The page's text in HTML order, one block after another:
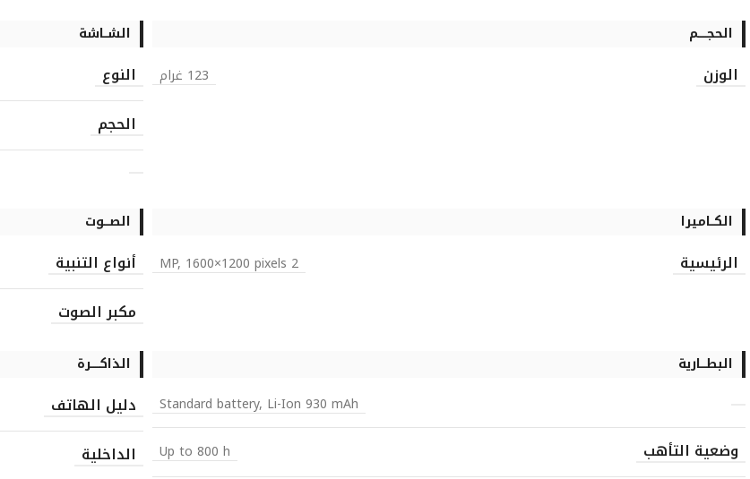
الحجـــــم
الوزن 123 غرام
الشــاشة
النوع
الحجم
الكــاميرا
الرئيسية 2 MP, 1600×1200 pixels
الصـــوت
أنواع التنبية
مكبر الصوت
البطـــارية
Standard battery, Li-Ion 930 mAh
وضعية التأهب Up to 800 h
الذاكـــــرة
دليل الهاتف
الداخلية